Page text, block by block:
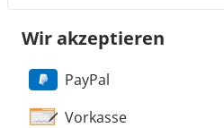
Wir akzeptieren
PayPal
Vorkasse